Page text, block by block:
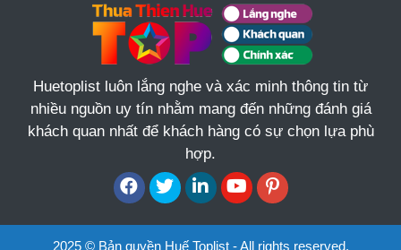
Huetoplist luôn lắng nghe và xác minh thông tin từ
nhiều nguồn uy tín nhằm mang đến những đánh giá
khách quan nhất để khách hàng có sự chọn lựa phù
hợp.
2025 © Bản quyền Huế Toplist - All rights reserved.